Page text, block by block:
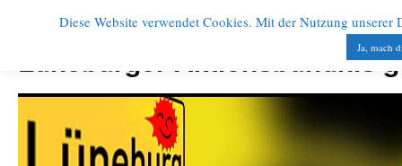
Lüneburger Aktionsbündnis
Diese Website verwendet Cookies. Mit der Nutzung
Ja, mach